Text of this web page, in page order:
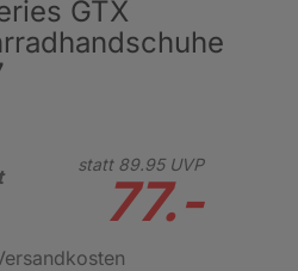
GTX
statt 89.95UVP
77.-